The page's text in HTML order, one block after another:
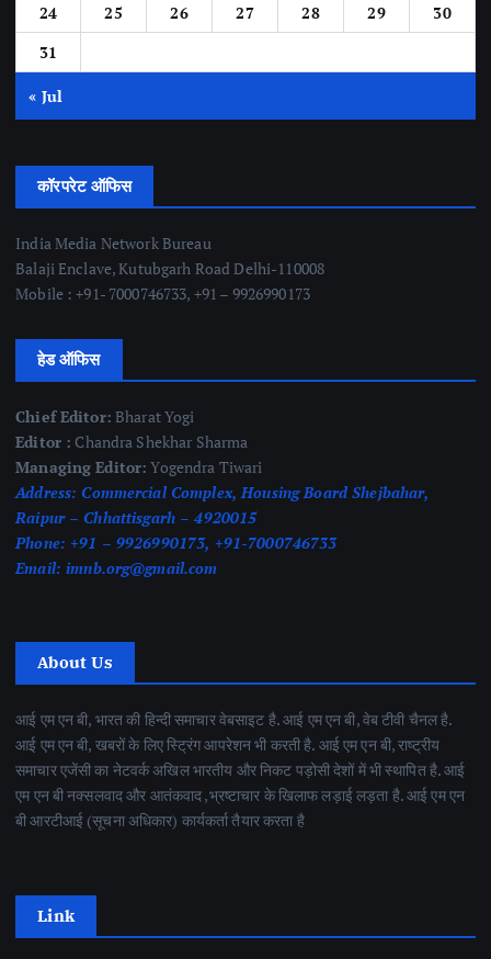
24
25 26 27 28 29
30
31
« Jul
कॉरपरेट ऑफिस
India Media Network Bureau
Balaji Enclave, Kutubgarh Road Delhi-110008
Mobile : +91- 7000746733, +91 – 9926990173
हेड ऑफिस
Chief Editor: Bharat Yogi
Editor : Chandra Shekhar Sharma
Managing Editor: Yogendra Tiwari
Address: Commercial Complex, Housing Board Shejbahar,
Raipur – Chhattisgarh – 4920015
Phone: +91 – 9926990173, +91-7000746733
Email: imnb.org@gmail.com
About Us
आई एम एन बी, भारत की हिन्दी समाचार वेबसाइट है. आई एम एन बी, वेब टीवी चैनल है.
आई एम एन बी, खबरों के लिए स्ट्रिंग आपरेशन भी करती है. आई एम एन बी, राष्ट्रीय
समाचार एजेंसी का नेटवर्क अखिल भारतीय और निकट पड़ोसी देशों में भी स्थापित है. आई
एम एन बी नक्सलवाद और आतंकवाद ,भ्रष्टाचार के खिलाफ लड़ाई लड़ता है. आई एम एन
बी आरटीआई (सूचना अधिकार) कार्यकर्ता तैयार करता है
Link